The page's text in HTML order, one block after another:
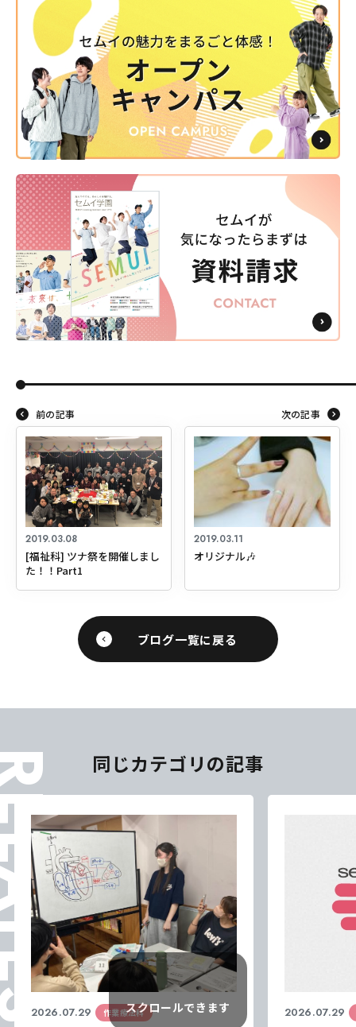
前の記事
2019.03.08
[福祉科] ツナ祭を開催しまし
た！！Part1
次の記事
2019.03.11
オリジナル🎶
ブログ一覧に戻る
同じカテゴリの記事
2026.07.29 作業療法科 2026.07.29
スクロールできます